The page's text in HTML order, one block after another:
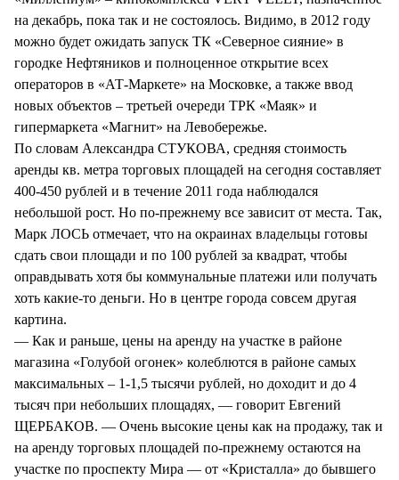
на декабрь, пока так и не состоялось. Видимо, в 2012 году
можно будет ожидать запуск ТК «Северное сияние» в
городке Нефтяников и полноценное открытие всех
операторов в «АТ-Маркете» на Московке, а также ввод
новых объектов – третьей очереди ТРК «Маяк» и
гипермаркета «Магнит» на Левобережье.
По словам Александра СТУКОВА, средняя стоимость
аренды кв. метра торговых площадей на сегодня составляет
400-450 рублей и в течение 2011 года наблюдался
небольшой рост. Но по-прежнему все зависит от места. Так,
Марк ЛОСЬ отмечает, что на окраинах владельцы готовы
сдать свои площади и по 100 рублей за квадрат, чтобы
оправдывать хотя бы коммунальные платежи или получать
хоть какие-то деньги. Но в центре города совсем другая
картина.
— Как и раньше, цены на аренду на участке в районе
магазина «Голубой огонек» колеблются в районе самых
максимальных – 1-1,5 тысячи рублей, но доходит и до 4
тысяч при небольших площадях, — говорит Евгений
ЩЕРБАКОВ. — Очень высокие цены как на продажу, так и
на аренду торговых площадей по-прежнему остаются на
участке по проспекту Мира — от «Кристалла» до бывшего